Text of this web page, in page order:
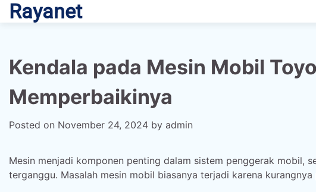
Skip
toRayanet
Kendala pada Mesin Mobil
Memperbaikinya
Posted on November 24, 2024 by admin
Mesin menjadi komponen penting dalam sistem penggerak mobil,
terganggu. Masalah mesin mobil biasanya terjadi karena